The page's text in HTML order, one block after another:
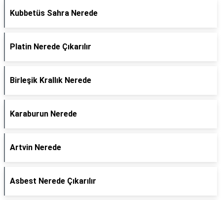
Kubbetüs Sahra Nerede
Platin Nerede Çıkarılır
Birleşik Krallık Nerede
Karaburun Nerede
Artvin Nerede
Asbest Nerede Çıkarılır